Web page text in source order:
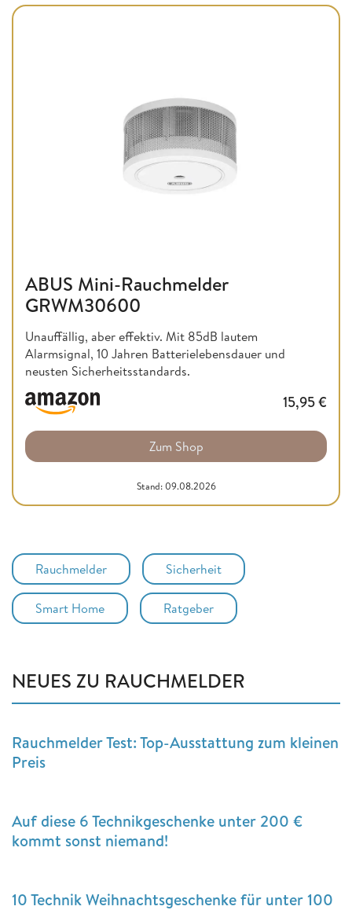
ABUS Mini-Rauchmelder
GRWM30600
Unauffällig, aber effektiv. Mit 85dB lautem
Alarmsignal, 10 Jahren Batterielebensdauer und
neusten Sicherheitsstandards.
15,95€
Zum Shop
Stand: 09.08.2026
Rauchmelder Sicherheit
Smart Home Ratgeber
NEUES ZU RAUCHMELDER
Rauchmelder Test: Top-Ausstattung zum kleinen
Preis
Auf diese 6 Technikgeschenke unter 200 €
kommt sonst niemand!
10 Technik Weihnachtsgeschenke für unter 100